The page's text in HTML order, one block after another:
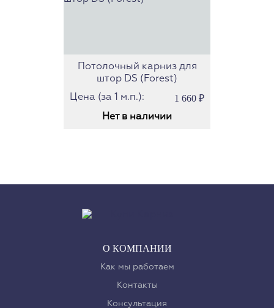
Потолочный карниз для
штор DS (Forest)
Цена (за 1 м.п.):
1 660 ₽
Нет в наличии
О КОМПАНИИ
Как мы работаем
Контакты
Консультация